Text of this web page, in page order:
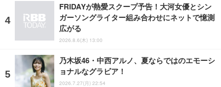
FRIDAYが熱愛スクープ予告！大河女優とシン
ガーソングライター組み合わせにネットで憶測
広がる
2026.8.6(木) 13:00
乃木坂46・中西アルノ、夏ならではのエモーシ
ョナルなグラビア！
2026.7.27(月) 22:54